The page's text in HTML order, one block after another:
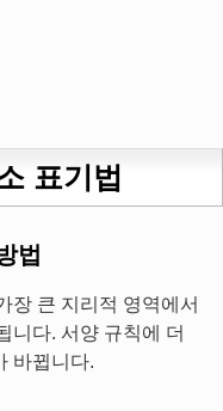
표기법
법
장 큰 지리적 영역에서
니다. 서양 규칙에 더
바뀝니다.